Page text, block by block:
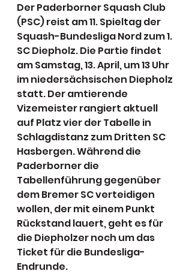
Der Paderborner Squash Club
(PSC) reist am 11. Spieltag der
Squash-Bundesliga Nord zum 1.
SC Diepholz. Die Partie findet
am Samstag, 13. April, um 13 Uhr
im niedersächsischen Diepholz
statt. Der amtierende
Vizemeister rangiert aktuell
auf Platz vier der Tabelle in
Schlagdistanz zum Dritten SC
Hasbergen. Während die
Paderborner die
Tabellenführung gegenüber
dem Bremer SC verteidigen
wollen, der mit einem Punkt
Rückstand lauert, geht es für
die Diepholzer noch um das
Ticket für die Bundesliga-
Endrunde.